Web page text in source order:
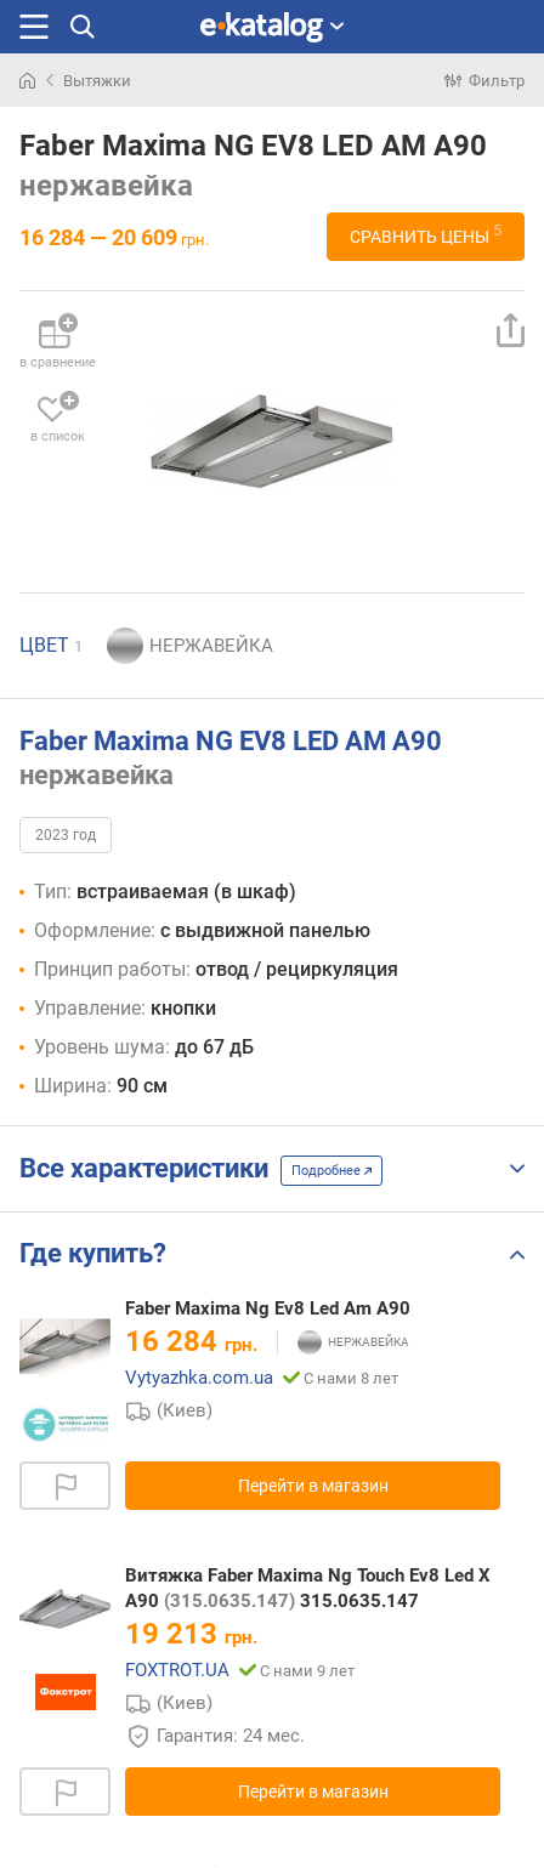
раньше
Вытяжки Фильтр
Faber Maxima NG EV8 LED AM A90
нержавейка
16 284 — 20 609 грн. СРАВНИТЬ ЦЕНЫ 5
в сравнение
в список
ЦВЕТ 1
Faber Maxima NG EV8 LED AM A90
нержавейка
2023 год
Тип: встраиваемая (в шкаф)
Оформление: с выдвижной панелью
Принцип работы: отвод / рециркуляция
Управление: кнопки
Уровень шума: до 67 дБ
Ширина: 90 см
Все характеристики Подробнее
Где купить?
Faber Maxima Ng Ev8 Led Am A90
16 284 грн.
Vytyazhka.com.ua
С нами 8 лет
(Киев)
Перейти в магазин
Витяжка Faber Maxima Ng Touch Ev8 Led X
A90 (315.0635.147) 315.0635.147
19 213 грн.
FOXTROT.UA
С нами 9 лет
(Киев)
Гарантия: 24 мес.
Перейти в магазин